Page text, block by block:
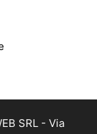
SRL - Via